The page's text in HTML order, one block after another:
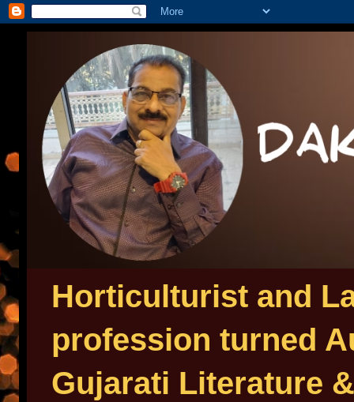
Horticulturist and
profession turned
Gujarati Literature